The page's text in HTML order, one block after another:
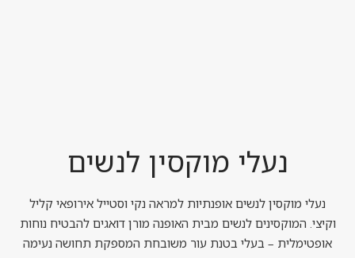
נעלי מוקסין לנשים
נעלי מוקסין לנשים אופנתיות למראה נקי וסטייל אירופאי קליל
וקיצי. המוקסינים לנשים מבית האופנה מורן דואגים להבטיח נוחות
אופטימלית – בעלי בטנת עור משובחת המספקת תחושה נעימה